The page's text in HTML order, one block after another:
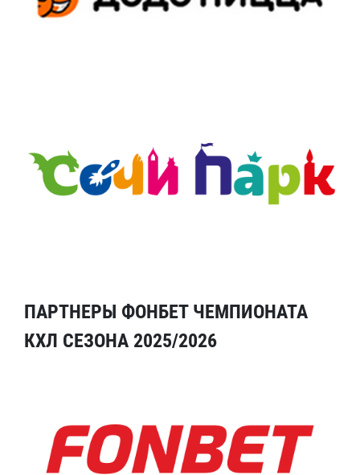
ПАРТНЕРЫ ФОНБЕТ ЧЕМПИОНАТА
КХЛ СЕЗОНА 2025/2026